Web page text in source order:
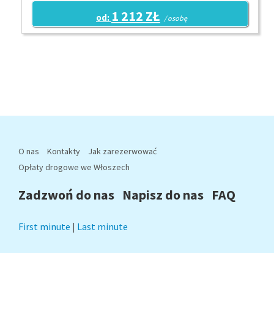
od: 1 212 ZŁ / osobę
O nas Kontakty
Jak zarezerwować
Opłaty drogowe we Włoszech
Zadzwoń do nas Napisz do nas FAQ
First minute | Last minute